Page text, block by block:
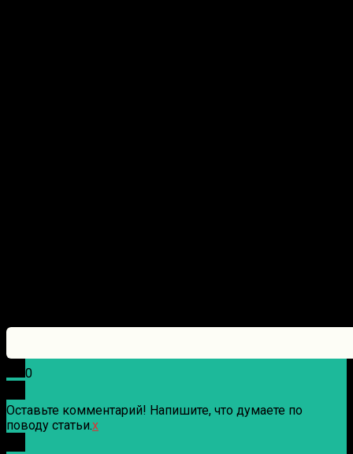
0
Оставьте комментарий! Напишите, что думаете по
поводу статьи.x